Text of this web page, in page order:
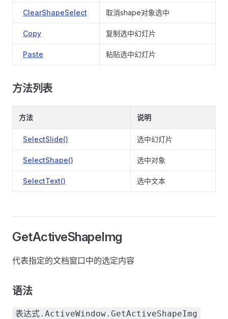
ClearShapeSelect 取消shape对象选中
Copy 复制选中幻灯片
Paste 粘贴选中幻灯片
方法列表
方法 说明
SelectSlide() 选中幻灯片
SelectShape() 选中对象
SelectText() 选中文本
GetActiveShapeImg
代表指定的文档窗口中的选定内容
语法
表达式.ActiveWindow.GetActiveShapeImg